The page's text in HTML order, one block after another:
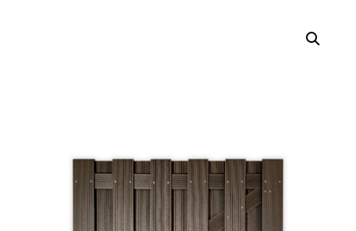
Gaas&Beugels